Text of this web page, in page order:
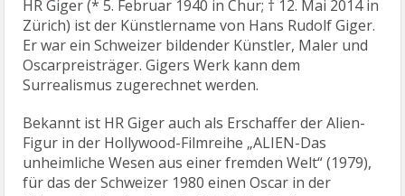
HR Giger (* 5. Februar 1940 in Chur; † 12. Mai 2014 in
Zürich) ist der Künstlername von Hans Rudolf Giger.
Er war ein Schweizer bildender Künstler, Maler und
Oscarpreisträger. Gigers Werk kann dem
Surrealismus zugerechnet werden.
Bekannt ist HR Giger auch als Erschaffer der Alien-
Figur in der Hollywood-Filmreihe „ALIEN-Das
unheimliche Wesen aus einer fremden Welt“ (1979),
für das der Schweizer 1980 einen Oscar in der